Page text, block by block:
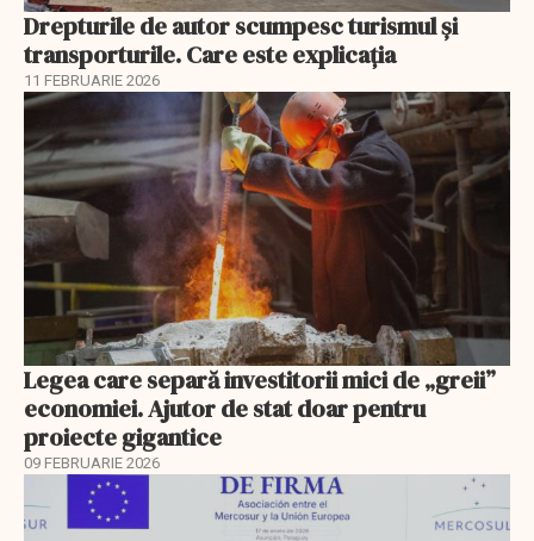
Drepturile de autor scumpesc turismul și
transporturile. Care este explicația
11 FEBRUARIE 2026
Legea care separă investitorii mici de „greii”
economiei. Ajutor de stat doar pentru
proiecte gigantice
09 FEBRUARIE 2026